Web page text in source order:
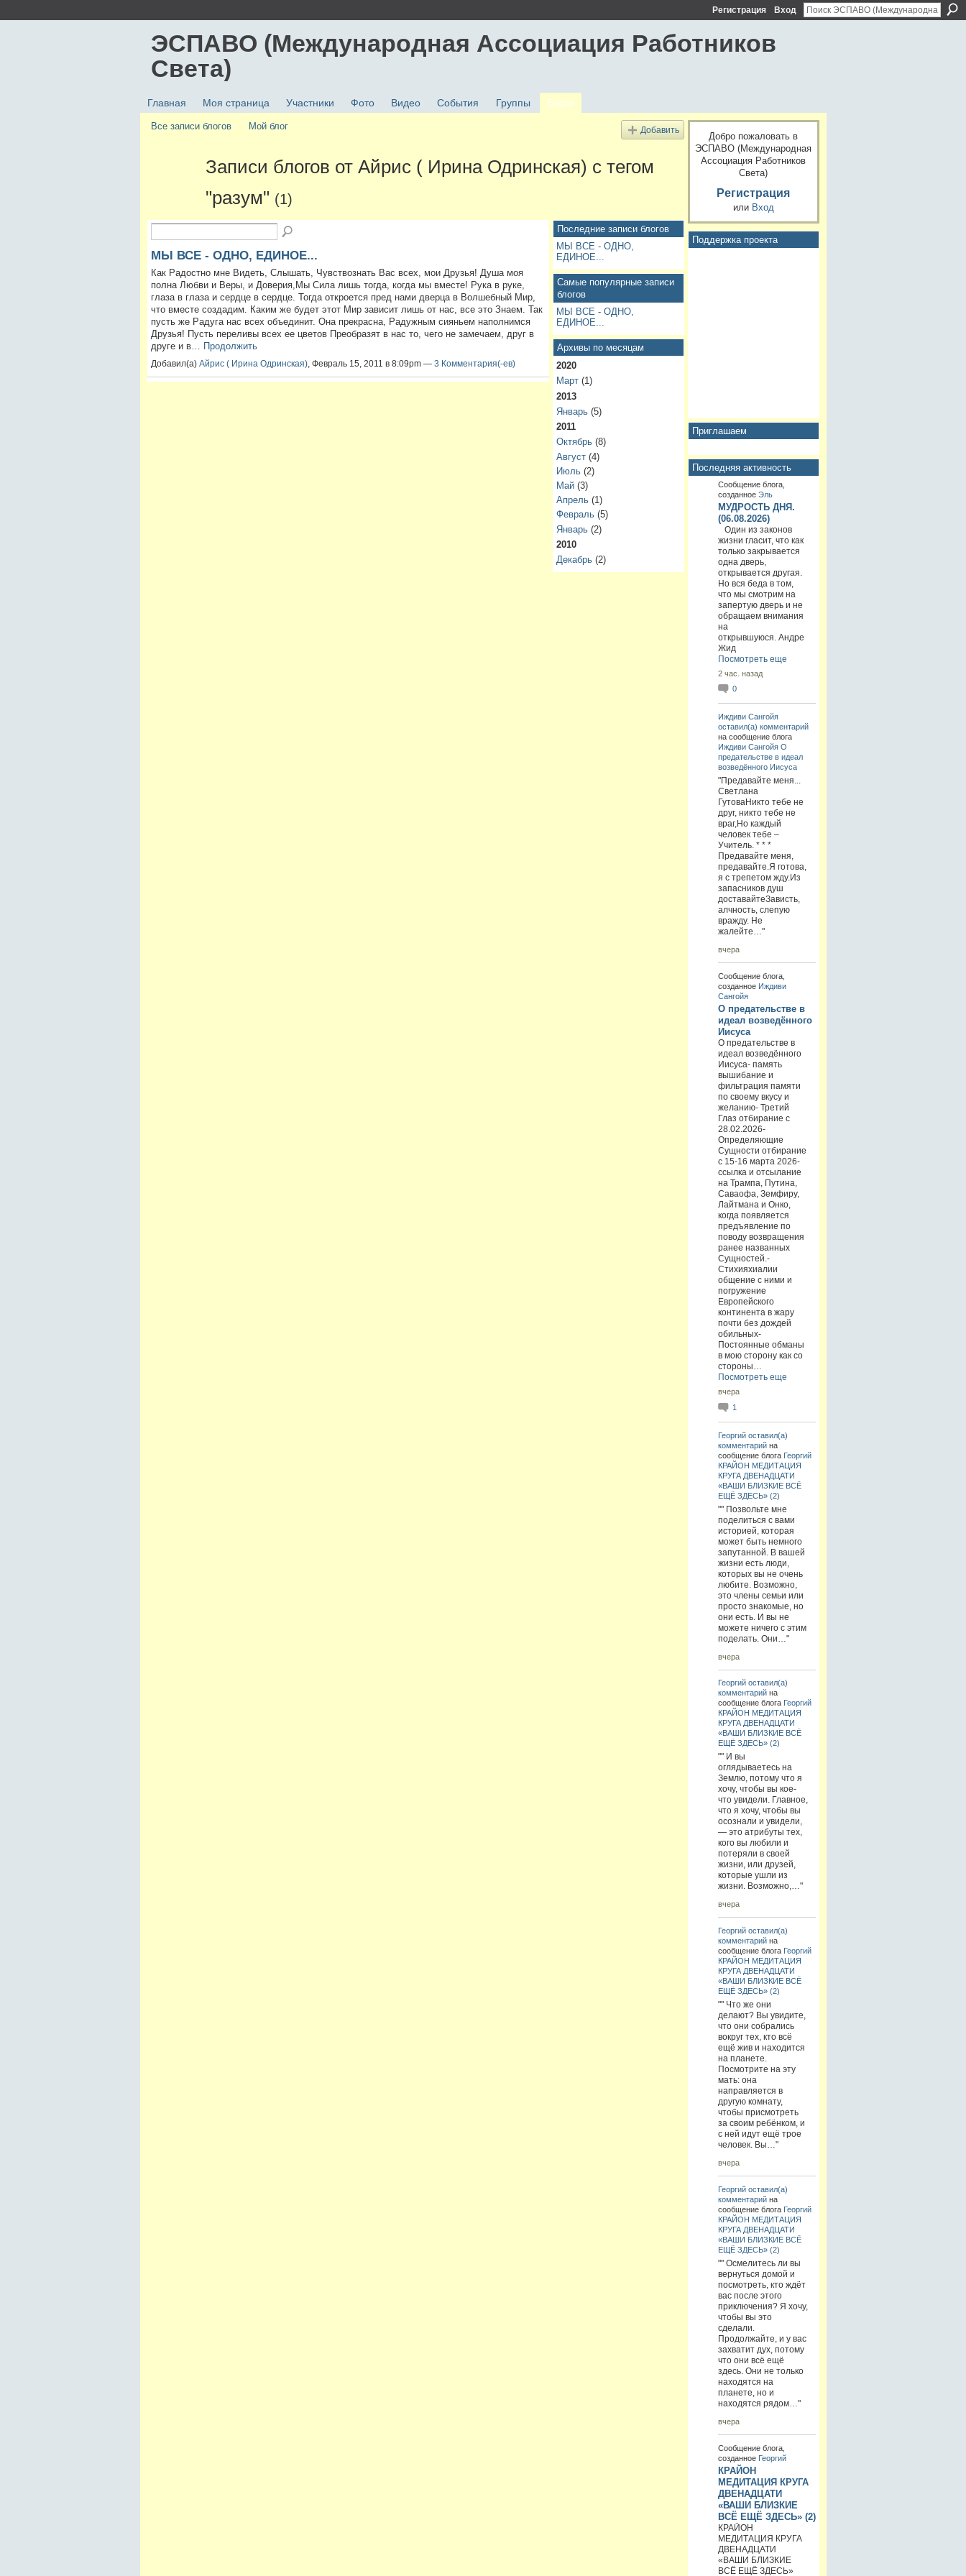
Регистрация Вход
ЭСПАВО (Международная Ассоциация Работников
Света)
Главная Моя страница Участники Фото Видео События Группы Блоги
Все записи блогов Мой блог Добавить
Записи блогов от Айрис ( Ирина Одринская) с тегом
"разум" (1)
МЫ ВСЕ - ОДНО, ЕДИНОЕ...
Как Радостно мне Видеть, Слышать, Чувствознать Вас всех, мои Друзья! Душа моя
полна Любви и Веры, и Доверия,Мы Сила лишь тогда, когда мы вместе! Рука в руке,
глаза в глаза и сердце в сердце. Тогда откроется пред нами дверца в Волшебный Мир,
что вместе создадим. Каким же будет этот Мир зависит лишь от нас, все это Знаем. Так
пусть же Радуга нас всех объединит. Она прекрасна, Радужным сияньем наполнимся
Друзья! Пусть переливы всех ее цветов Преобразят в нас то, чего не замечаем, друг в
друге и в… Продолжить
Добавил(а) Айрис ( Ирина Одринская), Февраль 15, 2011 в 8:09pm — 3 Комментария(-ев)
Последние записи блогов
МЫ ВСЕ - ОДНО,
ЕДИНОЕ...
Самые популярные записи
блогов
МЫ ВСЕ - ОДНО,
ЕДИНОЕ...
Архивы по месяцам
2020
Март(1)
2013
Январь(5)
2011
Октябрь(8)
Август(4)
Июль(2)
Май(3)
Апрель(1)
Февраль(5)
Январь(2)
2010
Декабрь(2)
Добро пожаловать в
ЭСПАВО (Международная
Ассоциация Работников
Света)
Регистрация
или Вход
Поддержка проекта
Приглашаем
Последняя активность
Сообщение блога,
созданное Эль
МУДРОСТЬ ДНЯ.
(06.08.2026)
Один из законов
жизни гласит, что как
только закрывается
одна дверь,
открывается другая.
Но вся беда в том,
что мы смотрим на
запертую дверь и не
обращаем внимания
на
открывшуюся. Андре
Жид
Посмотреть еще
2 час. назад
0
Иждиви Сангойя
оставил(а) комментарий
на сообщение блога
Иждиви Сангойя О
предательстве в идеал
возведённого Иисуса
"Предавайте меня...
Светлана
ГутоваНикто тебе не
друг, никто тебе не
враг,Но каждый
человек тебе –
Учитель. * * *
Предавайте меня,
предавайте.Я готова,
я с трепетом жду.Из
запасников душ
доставайтеЗависть,
алчность, слепую
вражду. Не
жалейте…"
вчера
Сообщение блога,
созданное Иждиви
Сангойя
О предательстве в
идеал возведённого
Иисуса
О предательстве в
идеал возведённого
Иисуса- память
вышибание и
фильтрация памяти
по своему вкусу и
желанию- Третий
Глаз отбирание с
28.02.2026-
Определяющие
Сущности отбирание
с 15-16 марта 2026-
ссылка и отсылание
на Трампа, Путина,
Саваофа, Земфиру,
Лайтмана и Онко,
когда появляется
предъявление по
поводу возвращения
ранее названных
Сущностей.-
Стихияхиалии
общение с ними и
погружение
Европейского
континента в жару
почти без дождей
обильных-
Постоянные обманы
в мою сторону как со
стороны…
Посмотреть еще
вчера
1
Георгий оставил(а)
комментарийна
сообщение блога Георгий
КРАЙОН МЕДИТАЦИЯ
КРУГА ДВЕНАДЦАТИ
«ВАШИ БЛИЗКИЕ ВСЁ
ЕЩЁ ЗДЕСЬ» (2)
"" Позвольте мне
поделиться с вами
историей, которая
может быть немного
запутанной. В вашей
жизни есть люди,
которых вы не очень
любите. Возможно,
это члены семьи или
просто знакомые, но
они есть. И вы не
можете ничего с этим
поделать. Они…"
вчера
Георгий оставил(а)
комментарийна
сообщение блога Георгий
КРАЙОН МЕДИТАЦИЯ
КРУГА ДВЕНАДЦАТИ
«ВАШИ БЛИЗКИЕ ВСЁ
ЕЩЁ ЗДЕСЬ» (2)
"" И вы
оглядываетесь на
Землю, потому что я
хочу, чтобы вы кое-
что увидели. Главное,
что я хочу, чтобы вы
осознали и увидели,
— это атрибуты тех,
кого вы любили и
потеряли в своей
жизни, или друзей,
которые ушли из
жизни. Возможно,…"
вчера
Георгий оставил(а)
комментарийна
сообщение блога Георгий
КРАЙОН МЕДИТАЦИЯ
КРУГА ДВЕНАДЦАТИ
«ВАШИ БЛИЗКИЕ ВСЁ
ЕЩЁ ЗДЕСЬ» (2)
"" Что же они
делают? Вы увидите,
что они собрались
вокруг тех, кто всё
ещё жив и находится
на планете.
Посмотрите на эту
мать: она
направляется в
другую комнату,
чтобы присмотреть
за своим ребёнком, и
с ней идут ещё трое
человек. Вы…"
вчера
Георгий оставил(а)
комментарийна
сообщение блога Георгий
КРАЙОН МЕДИТАЦИЯ
КРУГА ДВЕНАДЦАТИ
«ВАШИ БЛИЗКИЕ ВСЁ
ЕЩЁ ЗДЕСЬ» (2)
"" Осмелитесь ли вы
вернуться домой и
посмотреть, кто ждёт
вас после этого
приключения? Я хочу,
чтобы вы это
сделали.
Продолжайте, и у вас
захватит дух, потому
что они всё ещё
здесь. Они не только
находятся на
планете, но и
находятся рядом…"
вчера
Сообщение блога,
созданное Георгий
КРАЙОН
МЕДИТАЦИЯ КРУГА
ДВЕНАДЦАТИ
«ВАШИ БЛИЗКИЕ
ВСЁ ЕЩЁ ЗДЕСЬ» (2)
КРАЙОН
МЕДИТАЦИЯ КРУГА
ДВЕНАДЦАТИ
«ВАШИ БЛИЗКИЕ
ВСЁ ЕЩЁ ЗДЕСЬ»